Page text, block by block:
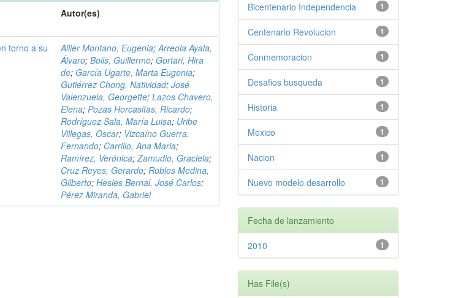
Autor(es)
torno a su
Allier Montano, Eugenia;Arreola Ayala,
Álvaro;Boils, Guillermo; Gortari, Hira
de; García Ugarte, Marta Eugenia;
Gutiérrez Chong, Natividad;José
Valenzuela, Georgette;Lazos Chavero,
Elena;Pozas Horcasitas, Ricardo;
Rodríguez Sala, María Luisa; Uribe
Villegas, Oscar; Vizcaíno Guerra,
Fernando; Carrillo, Ana Maria;
Ramírez, Verónica;Zamudio, Graciela;
Cruz Reyes, Gerardo;Robles Medina,
Gilberto;Hesles Bernal, José Carlos;
Pérez Miranda, Gabriel
1
Bicentenario Independencia
1
Centenario Revolucion
1
Conmemoracion
1
Desafios busqueda
1
Historia
1
Mexico
1
Nacion
1
Nuevo modelo desarrollo
Fecha de lanzamiento
1
2010
Has File(s)